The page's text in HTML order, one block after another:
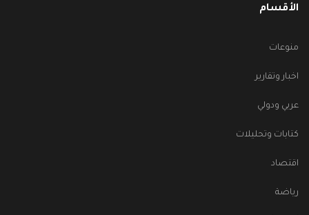
الأقسام
منوعات
اخبار وتقارير
عربي ودولي
كتابات وتحليلات
اقتصاد
رياضة